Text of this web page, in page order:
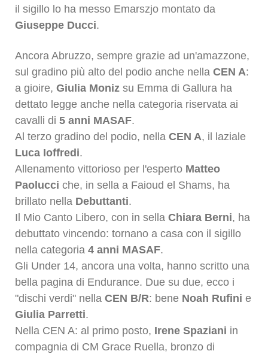
il sigillo lo ha messo Emarszjo montato da
Giuseppe Ducci.
Ancora Abruzzo, sempre grazie ad un'amazzone,
sul gradino più alto del podio anche nella CEN A:
a gioire, Giulia Moniz su Emma di Gallura ha
dettato legge anche nella categoria riservata ai
cavalli di 5 anni MASAF.
Al terzo gradino del podio, nella CEN A, il laziale
Luca Ioffredi.
Allenamento vittorioso per l'esperto Matteo
Paolucci che, in sella a Faioud el Shams, ha
brillato nella Debuttanti.
Il Mio Canto Libero, con in sella Chiara Berni, ha
debuttato vincendo: tornano a casa con il sigillo
nella categoria 4 anni MASAF.
Gli Under 14, ancora una volta, hanno scritto una
bella pagina di Endurance. Due su due, ecco i
"dischi verdi" nella CEN B/R: bene Noah Rufini e
Giulia Parretti.
Nella CEN A: al primo posto, Irene Spaziani in
compagnia di CM Grace Ruella, bronzo di